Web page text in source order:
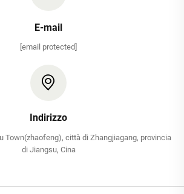
E-mail
[email protected]
Indirizzo
Town(zhaofeng), città di Zhangjiagang, provincia
di Jiangsu, Cina